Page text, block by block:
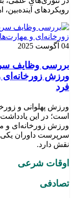
رویکردهای آینده‌بین،
04 آگوست 2025
بررسی وظايف
ورزش
فرد
ورزش پهلوانی و
است؛ در این
ورزش زورخانه‌ای و
سرپرست داوران یکی
نقش دارد.
اوقات شرعی
تصادفی